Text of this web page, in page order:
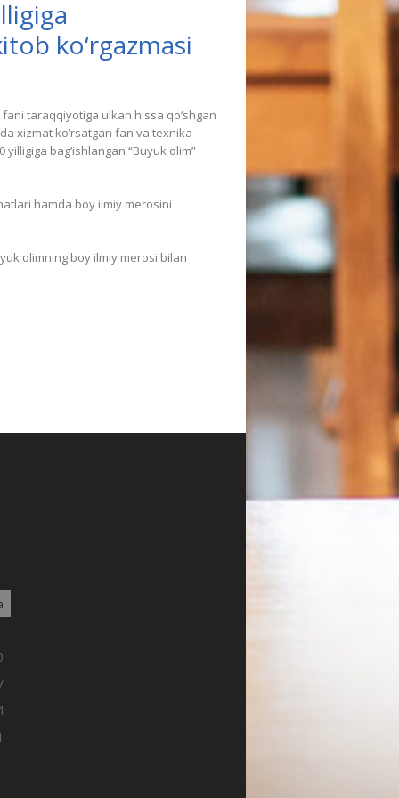
ko‘rgazmasi
taraqqiyotiga ulkan hissa qo‘shgan
xizmat ko‘rsatgan fan va texnika
bag‘ishlangan “Buyuk olim”
hamda boy ilmiy merosini
olimning boy ilmiy merosi bilan